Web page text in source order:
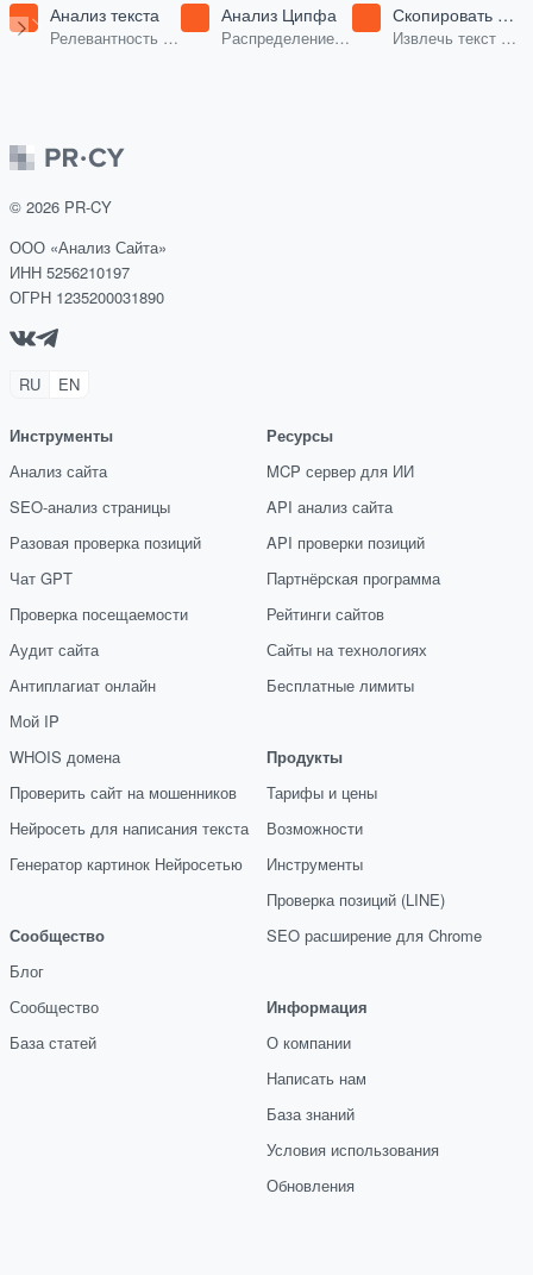
Анализ текста
Релевантность
Анализ Ципфа
Распределение
Скопировать
текст с сайта
Извлечь текст с
© 2026 PR-CY
ООО «Анализ Сайта»
ИНН 5256210197
ОГРН 1235200031890
RU EN
Инструменты
Анализ сайта
SEO-анализ страницы
Разовая проверка позиций
Чат GPT
Проверка посещаемости
Аудит сайта
Антиплагиат онлайн
Мой IP
WHOIS домена
Проверить сайт на мошенников
Нейросеть для написания текста
Генератор картинок Нейросетью
Сообщество
Блог
Сообщество
База статей
Ресурсы
MCP сервер для ИИ
API анализ сайта
API проверки позиций
Партнёрская программа
Рейтинги сайтов
Сайты на технологиях
Бесплатные лимиты
Продукты
Тарифы и цены
Возможности
Инструменты
Проверка позиций (LINE)
SEO расширение для Chrome
Информация
О компании
Написать нам
База знаний
Условия использования
Обновления